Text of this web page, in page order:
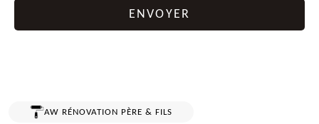
AW RÉNOVATION PÈRE & FILS